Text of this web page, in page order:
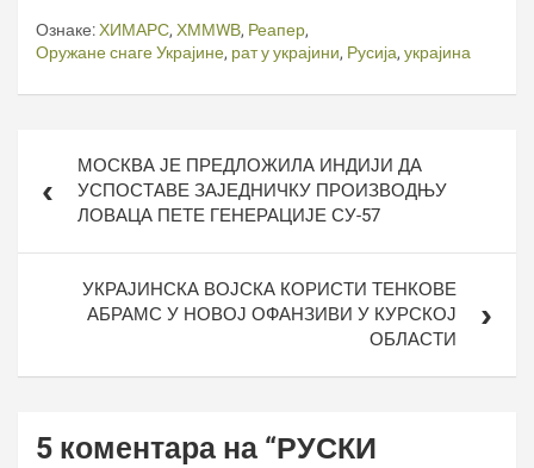
Ознаке:ХИМАРС, ХММWВ, Реапер,
Оружане снаге Украјине, рат у украјини, Русија, украјина
чланкаМОСКВА ЈЕ ПРЕДЛОЖИЛА ИНДИЈИ ДА
УСПОСТАВЕ ЗАЈЕДНИЧКУ ПРОИЗВОДЊУ
ЛОВАЦА ПЕТЕ ГЕНЕРАЦИЈЕ СУ-57
УКРАЈИНСКА ВОЈСКА КОРИСТИ ТЕНКОВЕ
АБРАМС У НОВОЈ ОФАНЗИВИ У КУРСКОЈ
ОБЛАСТИ
5 коментара на “РУСКИ